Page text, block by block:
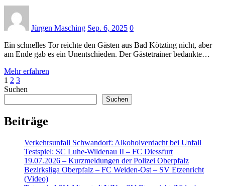
Jürgen Masching Sep. 6, 2025 0
Ein schnelles Tor reichte den Gästen aus Bad Kötzting nicht, aber
am Ende gab es ein Unentschieden. Der Gästetrainer bedankte…
Mehr erfahren
Seitennummerierung
der
1 2 3
Suchen
Suchen
Beiträge
Verkehrsunfall Schwandorf: Alkoholverdacht bei Unfall
Testspiel: SC Luhe-Wildenau II – FC Diessfurt
19.07.2026 – Kurzmeldungen der Polizei Oberpfalz
Bezirksliga Oberpfalz – FC Weiden-Ost – SV Etzenricht
(Video)